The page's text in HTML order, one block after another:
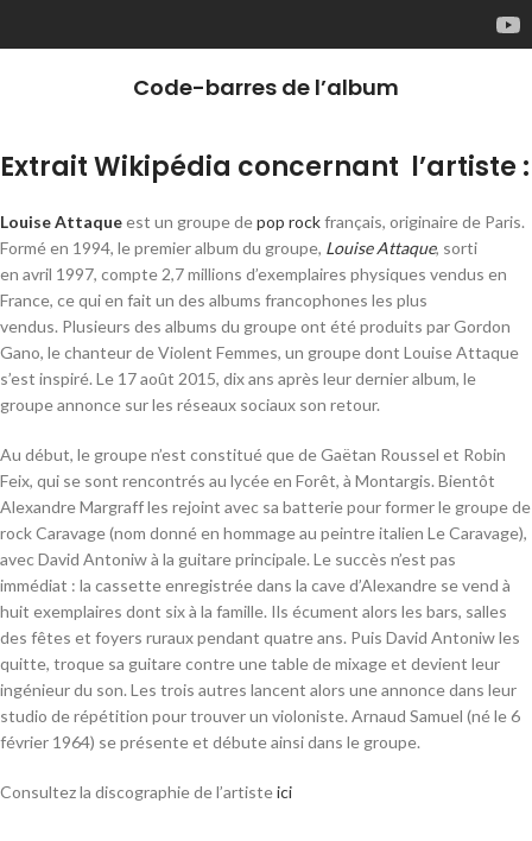
Code-barres de l’album
Extrait Wikipédia concernant l’artiste :
Louise Attaqueest un groupe depop rockfrançais, originaire de Paris.
Formé en 1994, le premier album du groupe, Louise Attaque, sorti
en avril 1997, compte 2,7 millions d’exemplaires physiques vendus en
France, ce qui en fait un des albums francophones les plus
vendus. Plusieurs des albums du groupe ont été produits par Gordon
Gano, le chanteur de Violent Femmes, un groupe dont Louise Attaque
s’est inspiré. Le 17 août 2015, dix ans après leur dernier album, le
groupe annonce sur les réseaux sociaux son retour.
Au début, le groupe n’est constitué que de Gaëtan Roussel et Robin
Feix, qui se sont rencontrés au lycée en Forêt, à Montargis. Bientôt
Alexandre Margraff les rejoint avec sa batterie pour former le groupe de
rock Caravage (nom donné en hommage au peintre italien Le Caravage),
avec David Antoniw à la guitare principale. Le succès n’est pas
immédiat : la cassette enregistrée dans la cave d’Alexandre se vend à
huit exemplaires dont six à la famille. Ils écument alors les bars, salles
des fêtes et foyers ruraux pendant quatre ans. Puis David Antoniw les
quitte, troque sa guitare contre une table de mixage et devient leur
ingénieur du son. Les trois autres lancent alors une annonce dans leur
studio de répétition pour trouver un violoniste. Arnaud Samuel (né le6
février 1964) se présente et débute ainsi dans le groupe.
Consultez la discographie de l’artisteici